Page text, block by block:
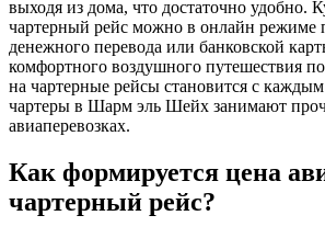
выходя из дома, что достаточно удобно.
чартерный рейс можно в онлайн режиме
денежного перевода или банковской
комфортного воздушного путешествия
на чартерные рейсы становится с
чартеры в Шарм эль Шейх занимают
авиаперевозках.
Как формируется цена
чартерный рейс?